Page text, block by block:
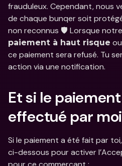
frauduleux. Cependant, nous
de chaque bunqer soit
paiement à haut risque
ce paiement sera refusé. Tu
action via une notification.
Et si le
effectué par
Si le paiement a été fait par
ci-dessous pour activer